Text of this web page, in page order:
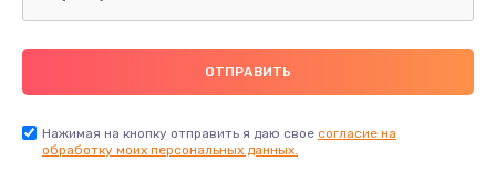
Нажимая на кнопку отправить я даю свое согласие на
обработку моих персональных данных.